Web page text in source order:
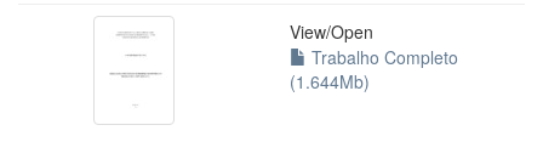
View/Open
Trabalho Completo
(1.644Mb)